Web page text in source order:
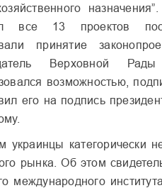
все 13 проектов
принятие
Верховной
возможностью,
его на подпись
украинцы категорически
рынка. Об этом
международного